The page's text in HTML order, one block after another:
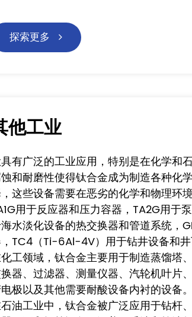
探索更多
他工业
有广泛的工业应用，特别是在化学和
和耐磨性使得钛合金成为制造各种化
这些设备需要在恶劣的化学和物理环境
用于反应器和压力容器，TA2G用于
水淡化设备的热交换器和管道系统，
TC4（Ti-6Al-4V）用于钻井设备和井
工领域，钛合金主要用于制造蒸馏塔
器、过滤器、测量仪器、汽轮机叶片
极以及其他需要耐酸设备内衬的设备。
油工业中，钛合金被广泛应用于钻杆